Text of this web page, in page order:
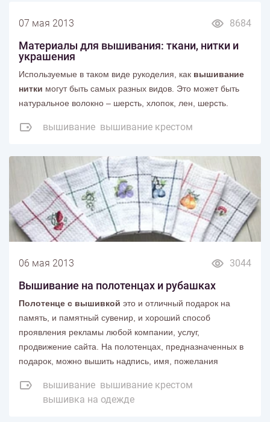
8684
07 мая 2013
Материалы для вышивания: ткани, нитки и
украшения
Используемые в таком виде рукоделия, как вышивание
нитки могут быть самых разных видов. Это может быть
натуральное волокно – шерсть, хлопок, лен, шерсть.
вышивание вышивание крестом
3044
06 мая 2013
Вышивание на полотенцах и рубашках
Полотенце с вышивкой это и отличный подарок на
память, и памятный сувенир, и хороший способ
проявления рекламы любой компании, услуг,
продвижение сайта. На полотенцах, предназначенных в
подарок, можно вышить надпись, имя, пожелания
вышивание вышивание крестом
вышивка на одежде